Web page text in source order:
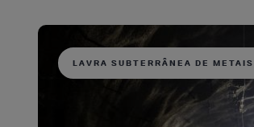
LAVRA SUBTERRÂNEA DE METAIS